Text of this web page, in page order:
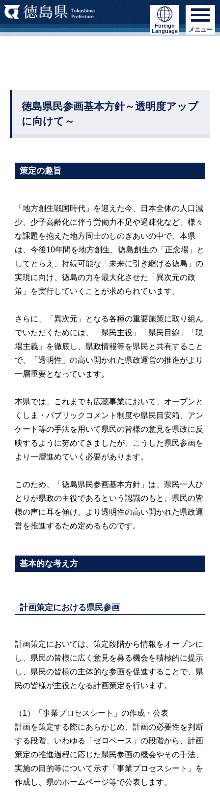
Foreign
Language
メニュー
徳島県民参画基本方針～透明度アップ
に向けて～
策定の趣旨
「地方創生戦国時代」を迎えた今、日本全体の人口減
少、少子高齢化に伴う労働力不足や過疎化など、様々
な課題を抱えた地方同士のしのぎあいの中で、本県
は、今後10年間を地方創生、徳島創生の「正念場」と
してとらえ、持続可能な「未来に引き継げる徳島」の
実現に向け、徳島の力を最大化させた「異次元の政
策」を実行していくことが求められています。
さらに、「異次元」となる各種の重要施策に取り組ん
でいただくためには、「県民主役」「県民目線」「現
場主義」を徹底し、県政情報等を県民と共有すること
で、「透明性」の高い開かれた県政運営の推進がより
一層重要となっています。
本県では、これまでも広聴事業において、オープンと
くしま・パブリックコメント制度や県民目安箱、アン
ケート等の手法を用いて県民の皆様の意見を県政に反
映するように努めてきましたが、こうした県民参画を
より一層進めていく必要があります。
このため、「徳島県民参画基本方針」は、県民一人ひ
とりが県政の主役であるという認識のもと、県民の皆
様の声に耳を傾け、より透明性の高い開かれた県政運
営を推進するため定めるものです。
基本的な考え方
計画策定における県民参画
計画策定においては、策定段階から情報をオープンに
し、県民の皆様に広く意見を募る機会を積極的に提示
し、県民の皆様の主体的な参画を促進することで、県
民の皆様が主役となる計画策定を行います。
（1）「事業プロセスシート」の作成・公表
計画を策定する際にあらかじめ、計画の必要性を判断
する段階、いわゆる「ゼロベース」の段階から、計画
策定の推進過程に応じた県民参画の機会やその手法、
実施の目的等について示す「事業プロセスシート」を
作成し、県のホームページ等で公表します。